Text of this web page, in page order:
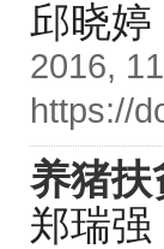
邱晓婷
2016,
https://
养猪扶
郑瑞强